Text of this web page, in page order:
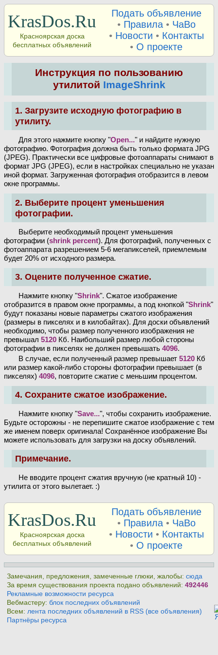
KrasDos.Ru
Красноярская доска
бесплатных объявлений
Подать объявление
• Правила• ЧаВо
• Новости • Контакты
• О проекте
Инструкция по пользованию
утилитой ImageShrink
1. Загрузите исходную фотографию в
утилиту.
Для этого нажмите кнопку "Open..." и найдите нужную
фотографию. Фотография должна быть только формата JPG
(JPEG). Практически все цифровые фотоаппараты снимают в
формат JPG (JPEG), если в настройках специально не указан
иной формат. Загруженная фотография отобразится в левом
окне программы.
2. Выберите процент уменьшения
фотографии.
Выберите необходимый процент уменьшения
фотографии (shrink percent). Для фотографий, полученных с
фотоаппарата разрешением 5-6 мегапикселей, приемлемым
будет 20% от исходного размера.
3. Оцените полученное сжатие.
Нажмите кнопку "Shrink". Сжатое изображение
отобразится в правом окне программы, а под кнопкой "Shrink"
будут показаны новые параметры сжатого изображения
(размеры в пикселях и в килобайтах). Для доски объявлений
необходимо, чтобы размер полученного изображения не
превышал 5120Кб. Наибольший размер любой стороны
фотографии в пикселях не должен превышать 4096.
В случае, если полученный размер превышает5120 Кб
или размер какой-либо стороны фотографии превышает (в
пикселях) 4096, повторите сжатие с меньшим процентом.
4. Сохраните сжатое изображение.
Нажмите кнопку "Save...", чтобы сохранить изображение.
Будьте осторожны - не перепишите сжатое изображение с тем
же именем поверх оригинала! Сохранённое изображение Вы
можете использовать для загрузки на доску объявлений.
Примечание.
Не вводите процент сжатия вручную (не кратный 10) -
утилита от этого вылетает. :)
KrasDos.Ru
Красноярская доска
бесплатных объявлений
Подать объявление
• Правила• ЧаВо
• Новости • Контакты
• О проекте
Замечания, предложения, замеченные глюки, жалобы:сюда
За время существования проекта подано объявлений:492446
Рекламные возможности ресурса
Вебмастеру:блок последних объявлений
Всем: лента последних объявлений в RSS (все объявления)
Партнёры ресурса